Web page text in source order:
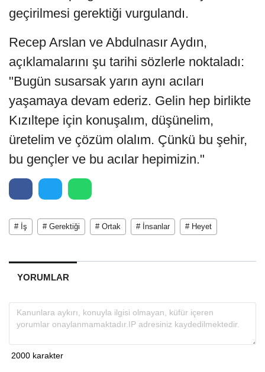
geçirilmesi gerektiği vurgulandı.
Recep Arslan ve Abdulnasır Aydın,
açıklamalarını şu tarihi sözlerle noktaladı:
"Bugün susarsak yarın aynı acıları
yaşamaya devam ederiz. Gelin hep birlikte
Kızıltepe için konuşalım, düşünelim,
üretelim ve çözüm olalım. Çünkü bu şehir,
bu gençler ve bu acılar hepimizin."
# İş # Gerektiği # Ortak # İnsanlar # Heyet
YORUMLAR